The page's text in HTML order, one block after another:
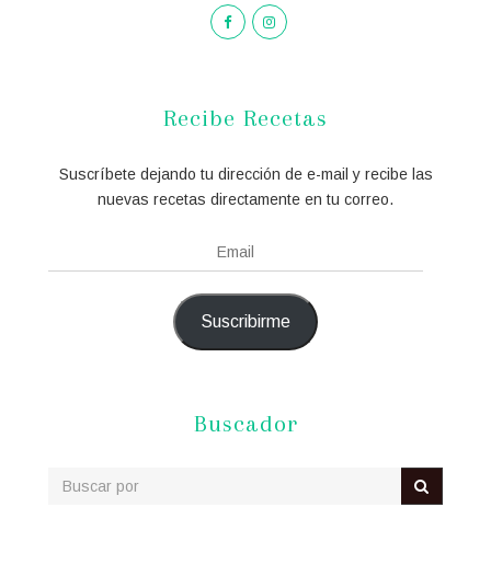
Recibe Recetas
Suscríbete dejando tu dirección de e-mail y recibe las
nuevas recetas directamente en tu correo.
Email
Suscribirme
Buscador